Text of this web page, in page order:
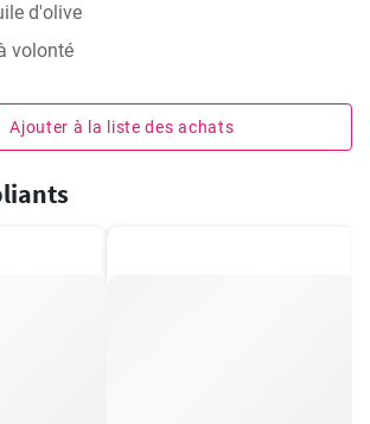
d'olive
volonté
Ajouter à la liste des achats